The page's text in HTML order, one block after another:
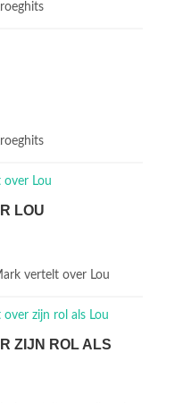
LOU
vertelt over Lou
ZIJN ROL ALS